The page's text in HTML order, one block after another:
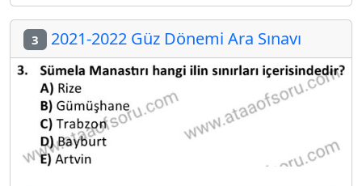
3 2021-2022 Güz Dönemi Ara Sınavı